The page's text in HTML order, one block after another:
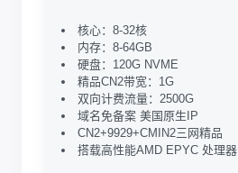
核心：8-32核
内存：8-64GB
硬盘：120G NVME
精品CN2带宽：1G
双向计费流量：2500G
域名免备案 美国原生IP
CN2+9929+CMIN2三网精品
搭载高性能AMD EPYC 处理器